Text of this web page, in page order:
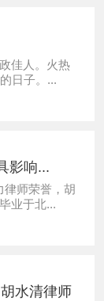
佳人。火热
日子。...
影响...
律师荣誉，胡
业于北...
水清律师